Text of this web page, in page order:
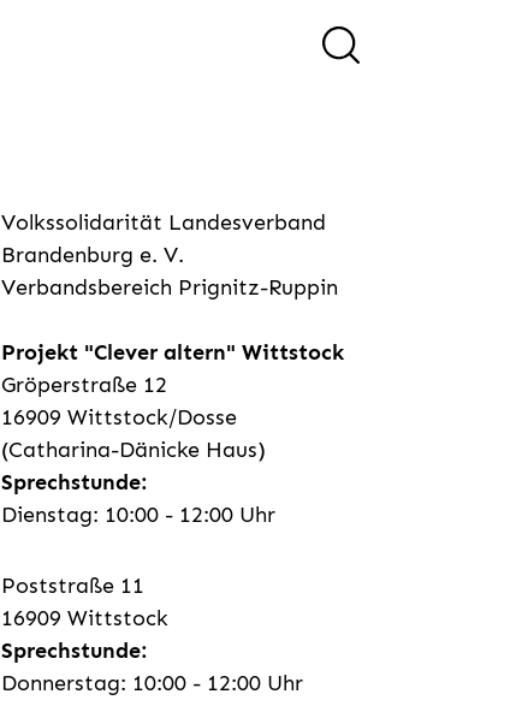
Volkssolidarität Landesverband
Brandenburg e. V.
Verbandsbereich Prignitz-Ruppin
Projekt "Clever altern" Wittstock
Gröperstraße 12
16909 Wittstock/Dosse
(Catharina-Dänicke Haus)
Sprechstunde:
Dienstag: 10:00 - 12:00 Uhr
Poststraße 11
16909 Wittstock
Sprechstunde:
Donnerstag: 10:00 - 12:00 Uhr